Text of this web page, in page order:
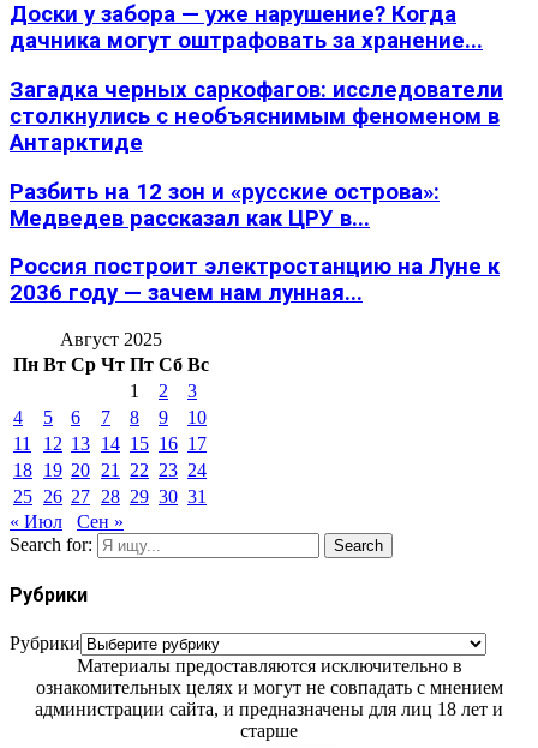
Доски у забора — уже нарушение? Когда
дачника могут оштрафовать за хранение...
Загадка черных саркофагов: исследователи
столкнулись с необъяснимым феноменом в
Антарктиде
Разбить на 12 зон и «русские острова»:
Медведев рассказал как ЦРУ в...
Россия построит электростанцию на Луне к
2036 году — зачем нам лунная...
Август 2025
Пн Вт Ср Чт Пт Сб Вс
1
2
3
4
5 6 7 8 9
10
11
12 13 14 15 16 17
18 19 20 21 22 23 24
25 26 27 28 29 30 31
« Июл
Сен »
Search for:
Search
Рубрики
Рубрики
Материалы предоставляются исключительно в
ознакомительных целях и могут не совпадать с мнением
администрации сайта, и предназначены для лиц 18 лет и
старше